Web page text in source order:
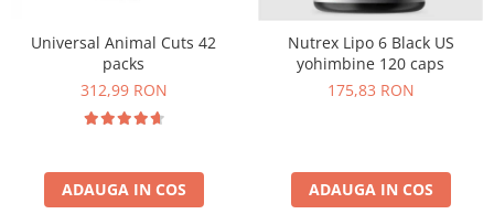
Osavi
PerfectShaker
PeScience
Power System
Pro Tan
Universal Animal Cuts 42
packs
312,99 RON
ADAUGA IN COS
Nutrex Lipo 6 Black US
yohimbine 120 caps
175,83 RON
ADAUGA IN COS